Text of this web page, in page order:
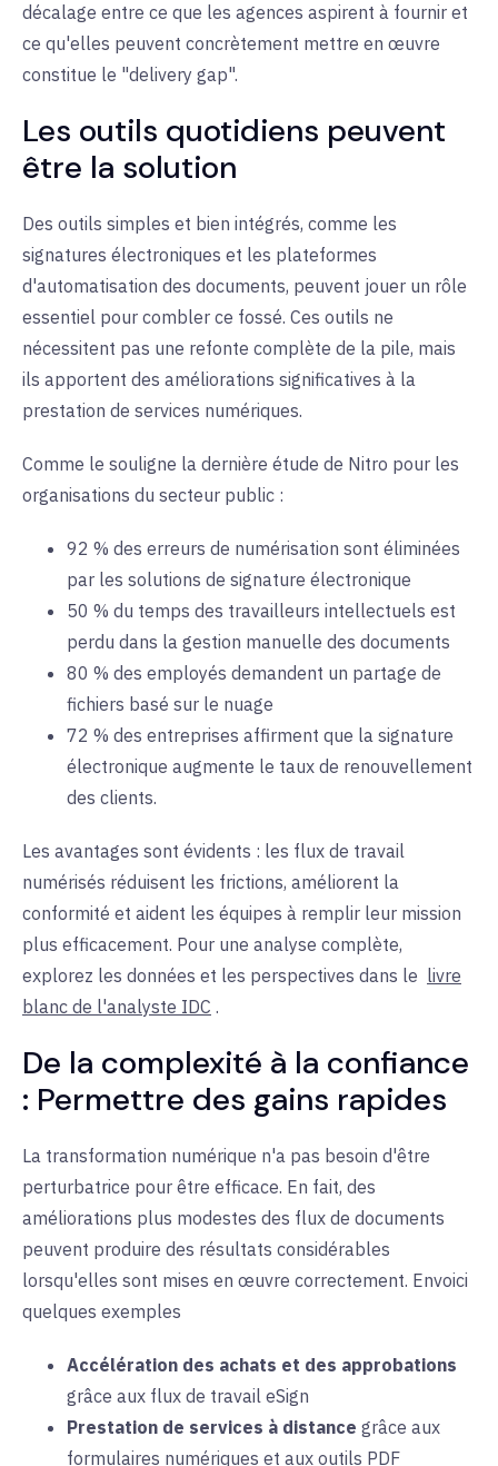
décalage entre ce que les agences aspirent à fournir et
ce qu'elles peuvent concrètement mettre en œuvre
constitue le "delivery gap".
Les outils quotidiens peuvent
être la solution
Des outils simples et bien intégrés, comme les
signatures électroniques et les plateformes
d'automatisation des documents, peuvent jouer un rôle
essentiel pour combler ce fossé. Ces outils ne
nécessitent pas une refonte complète de la pile, mais
ils apportent des améliorations significatives à la
prestation de services numériques.
Comme le souligne la dernière étude de Nitro pour les
organisations du secteur public :
92 % des erreurs de numérisation sont éliminées
par les solutions de signature électronique
50 % du temps des travailleurs intellectuels est
perdu dans la gestion manuelle des documents
80 % des employés demandent un partage de
fichiers basé sur le nuage
72 % des entreprises affirment que la signature
électronique augmente le taux de renouvellement
des clients.
Les avantages sont évidents : les flux de travail
numérisés réduisent les frictions, améliorent la
conformité et aident les équipes à remplir leur mission
plus efficacement. Pour une analyse complète,
explorez les données et les perspectives dans le livre
blanc de l'analyste IDC .
De la complexité à la confiance
: Permettre des gains rapides
La transformation numérique n'a pas besoin d'être
perturbatrice pour être efficace. En fait, des
améliorations plus modestes des flux de documents
peuvent produire des résultats considérables
lorsqu'elles sont mises en œuvre correctement. Envoici
quelques exemples
Accélération des achats et des approbations
grâce aux flux de travail eSign
Prestation de services à distance grâce aux
formulaires numériques et aux outils PDF